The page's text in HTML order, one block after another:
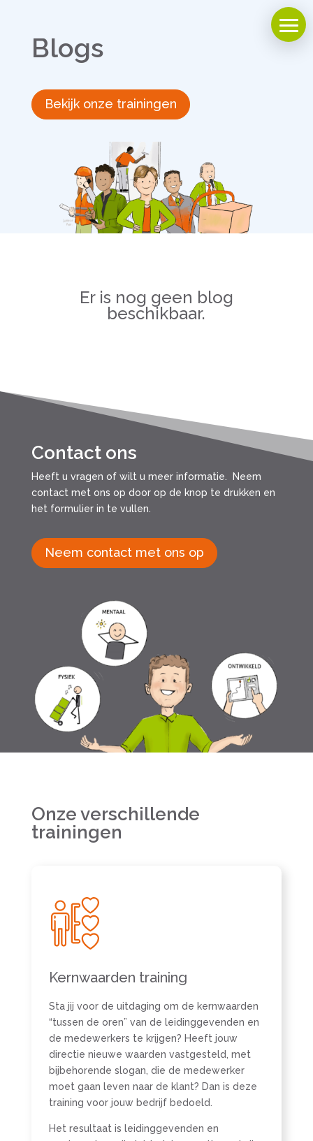
Blogs
Bekijk onze trainingen
Er is nog geen blog
beschikbaar.
Contact ons
Heeft u vragen of wilt u meer informatie. Neem
contact met ons op door op de knop te drukken en
het formulier in te vullen.
Neem contact met ons op
Onze verschillende
trainingen
Kernwaarden training
Sta jij voor de uitdaging om de kernwaarden
“tussen de oren” van de leidinggevenden en
de medewerkers te krijgen? Heeft jouw
directie nieuwe waarden vastgesteld, met
bijbehorende slogan, die de medewerker
moet gaan leven naar de klant? Dan is deze
training voor jouw bedrijf bedoeld.
Het resultaat is leidinggevenden en